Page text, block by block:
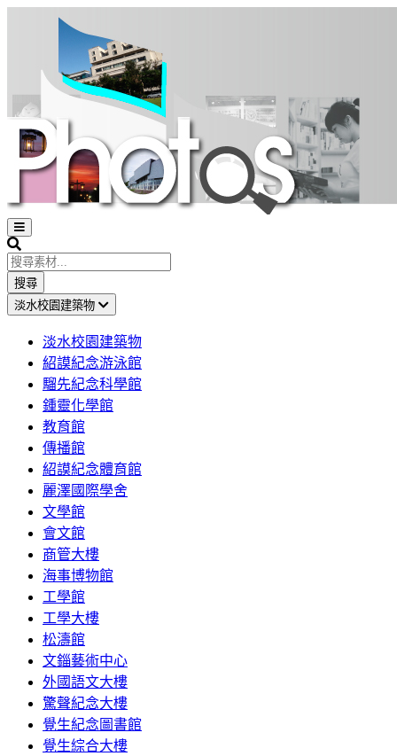
Open
sidebar
Search
搜尋
淡水校園建築物
淡水校園建築物
紹謨紀念游泳館
騮先紀念科學館
鍾靈化學館
教育館
傳播館
紹謨紀念體育館
麗澤國際學舍
文學館
會文館
商管大樓
海事博物館
工學館
工學大樓
松濤館
文錙藝術中心
外國語文大樓
驚聲紀念大樓
覺生紀念圖書館
覺生綜合大樓